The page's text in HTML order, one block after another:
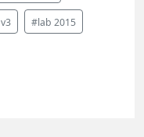
#lab 2015